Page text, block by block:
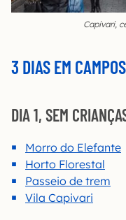
Capivari,
3 DIAS EM
DIA 1, SEM
Morro do Elefante
Horto Florestal
Passeio de trem
Vila Capivari